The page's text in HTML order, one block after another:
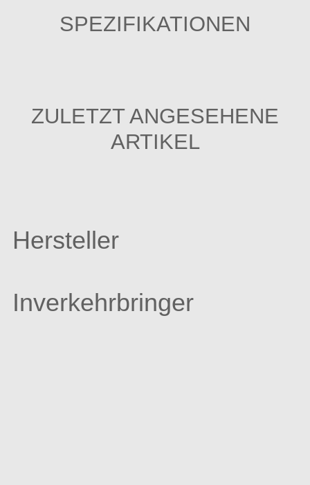
SPEZIFIKATIONEN
ZULETZT ANGESEHENE
ARTIKEL
Hersteller
Inverkehrbringer